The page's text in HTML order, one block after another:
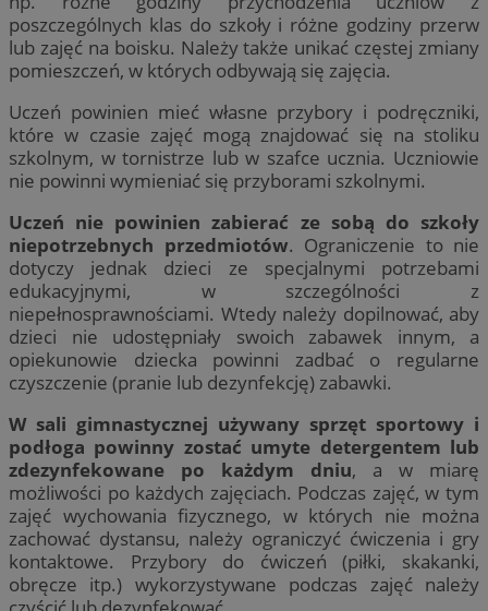
poszczególnych klas do szkoły i różne godziny przerw
lub zajęć na boisku. Należy także unikać częstej zmiany
pomieszczeń, w których odbywają się zajęcia.
Uczeń powinien mieć własne przybory i podręczniki,
które w czasie zajęć mogą znajdować się na stoliku
szkolnym, w tornistrze lub w szafce ucznia. Uczniowie
nie powinni wymieniać się przyborami szkolnymi.
Uczeń nie powinien zabierać ze sobą do szkoły
niepotrzebnych przedmiotów. Ograniczenie to nie
dotyczy jednak dzieci ze specjalnymi potrzebami
edukacyjnymi, w szczególności z
niepełnosprawnościami. Wtedy należy dopilnować, aby
dzieci nie udostępniały swoich zabawek innym, a
opiekunowie dziecka powinni zadbać o regularne
czyszczenie (pranie lub dezynfekcję) zabawki.
W sali gimnastycznej używany sprzęt sportowy i
podłoga powinny zostać umyte detergentem lub
zdezynfekowane po każdym dniu, a w miarę
możliwości po każdych zajęciach. Podczas zajęć, w tym
zajęć wychowania fizycznego, w których nie można
zachować dystansu, należy ograniczyć ćwiczenia i gry
kontaktowe. Przybory do ćwiczeń (piłki, skakanki,
obręcze itp.) wykorzystywane podczas zajęć należy